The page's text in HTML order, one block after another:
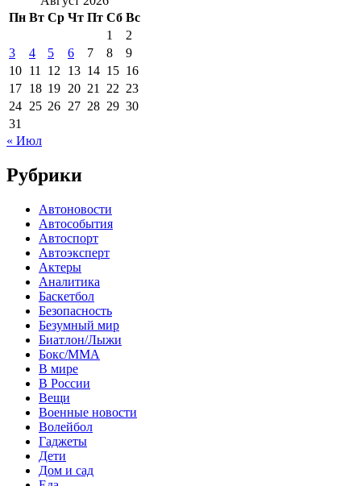
Пн Вт Ср Чт Пт Сб Вс
1
2
3
4 5 6 7 8
9
10 11 12 13 14 15 16
17 18 19 20 21 22 23
24 25 26 27 28 29 30
31
« Июл
Рубрики
Автоновости
Автособытия
Автоспорт
Автоэксперт
Актеры
Аналитика
Баскетбол
Безопасность
Безумный мир
Биатлон/Лыжи
Бокс/MMA
В мире
В России
Вещи
Военные новости
Волейбол
Гаджеты
Дети
Дом и сад